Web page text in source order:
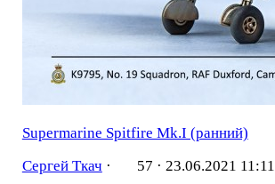
Supermarine Spitfire Mk.I (ранний)
Сергей Ткач · 57 · 23.06.2021 11:11